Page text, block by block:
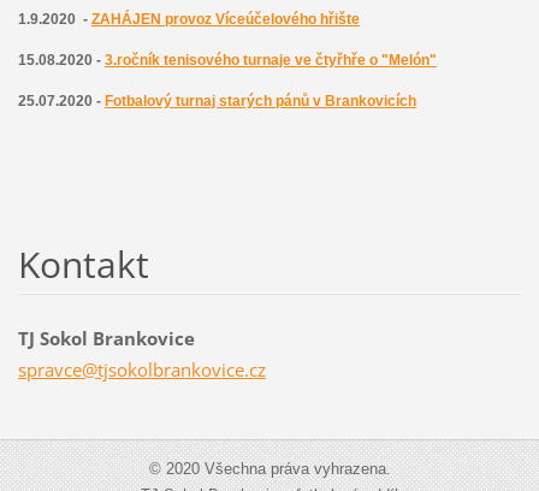
1.9.2020 - ZAHÁJEN provoz Víceúčelového hřište
15.08.2020 - 3.ročník tenisového turnaje ve čtyřhře o "Melón"
25.07.2020 - Fotbalový turnaj starých pánů v Brankovicích
Kontakt
TJ Sokol Brankovice
spravce@tjsokolbrankovice.cz
© 2020 Všechna práva vyhrazena.